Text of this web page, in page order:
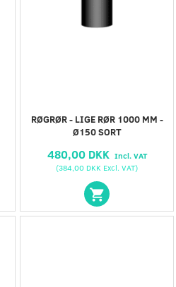
RØGRØR - LIGE RØR 1000 MM -
Ø150 SORT
480,00 DKK Incl. VAT
(384,00 DKK Excl. VAT)